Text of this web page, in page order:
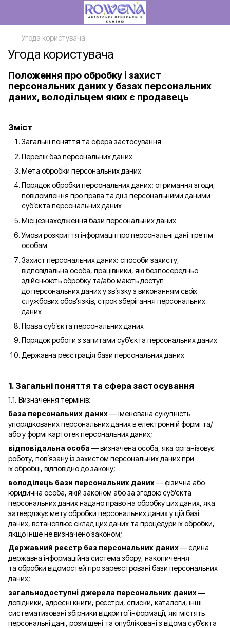
Угода користувача
Угода користувача
Положення про обробку і захист
персональних даних у базах персональних
даних, володільцем яких є продавець
Зміст
Загальні поняття та сфера застосування
Перелік баз персональних даних
Мета обробки персональних даних
Порядок обробки персональних даних: отримання згоди,
повідомлення про права та дії з персональними даними
суб’єкта персональних даних
Місцезнаходження бази персональних даних
Умови розкриття інформації про персональні дані третім
особам
Захист персональних даних: способи захисту,
відповідальна особа, працівники, які безпосередньо
здійснюють обробку та/або мають доступ
до персональних даних у зв’язку з виконанням своїх
службових обов’язків, строк зберігання персональних
даних
Права суб’єкта персональних даних
Порядок роботи з запитами суб'єкта персональних даних
Державна реєстрація бази персональних даних
1. Загальні поняття та сфера застосування
1.1. Визначення термінів:
база персональних даних— іменована сукупність
упорядкованих персональних даних в електронній формі та/
або у формі картотек персональних даних;
відповідальна особа — визначена особа, яка організовує
роботу, пов’язану із захистом персональних даних при
їх обробці, відповідно до закону;
володілець бази персональних даних— фізична або
юридична особа, якій законом або за згодою суб’єкта
персональних даних надано право на обробку цих даних, яка
затверджує мету обробки персональних даних у цій базі
даних, встановлює склад цих даних та процедури їх обробки,
якщо інше не визначено законом;
Державний реєстр баз персональних даних— єдина
державна інформаційна система збору, накопичення
та обробки відомостей про зареєстровані бази персональних
даних;
загальнодоступні джерела персональних даних —
довідники, адресні книги, реєстри, списки, каталоги, інші
систематизовані збірники відкритої інформації, які містять
персональні дані, розміщені та опубліковані з відома суб’єкта